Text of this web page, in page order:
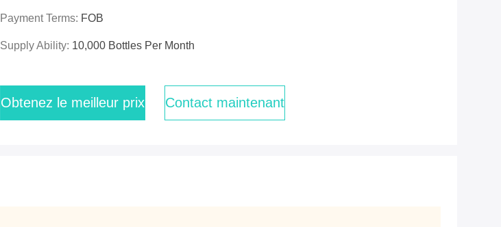
Payment Terms: FOB
Supply Ability: 10,000 Bottles Per Month
Obtenez le meilleur prix Contact maintenant